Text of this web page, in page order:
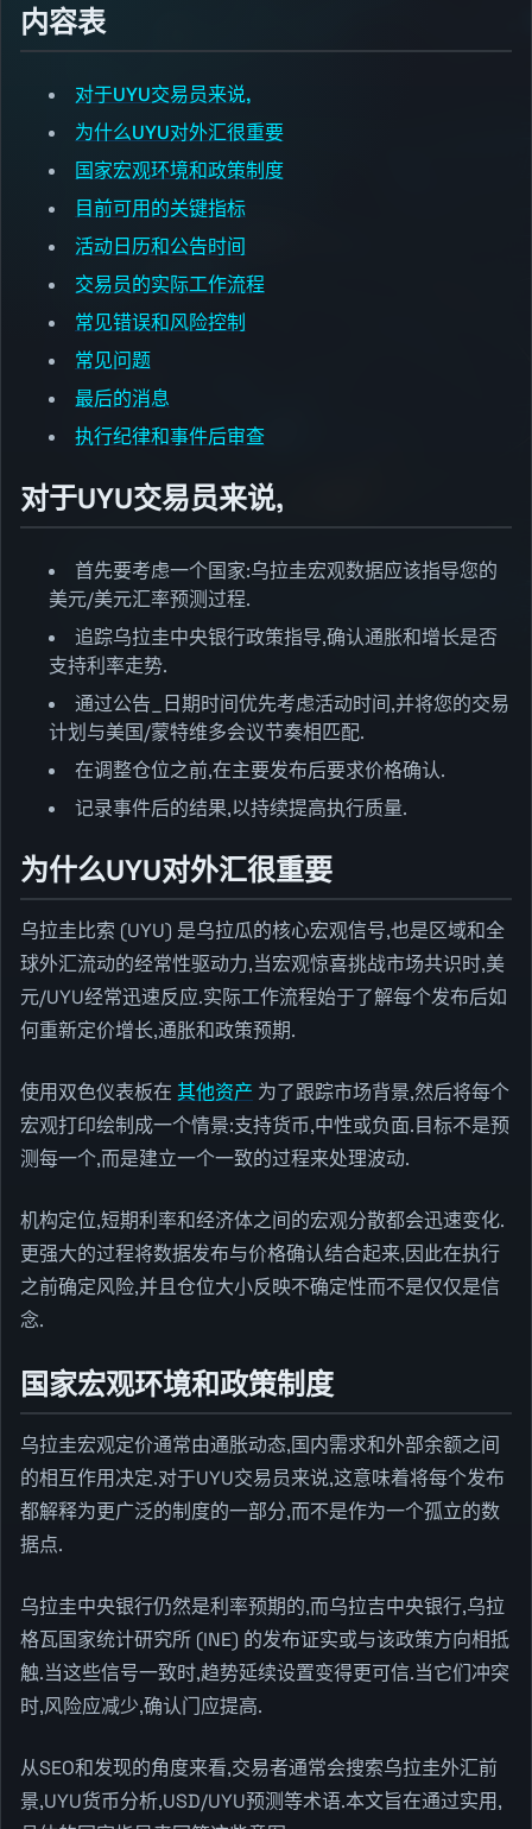
内容表
对于UYU交易员来说,
为什么UYU对外汇很重要
国家宏观环境和政策制度
目前可用的关键指标
活动日历和公告时间
交易员的实际工作流程
常见错误和风险控制
常见问题
最后的消息
执行纪律和事件后审查
对于UYU交易员来说,
首先要考虑一个国家:乌拉圭宏观数据应该指导您的
美元/美元汇率预测过程.
追踪乌拉圭中央银行政策指导,确认通胀和增长是否
支持利率走势.
通过公告_日期时间优先考虑活动时间,并将您的交易
计划与美国/蒙特维多会议节奏相匹配.
在调整仓位之前,在主要发布后要求价格确认.
记录事件后的结果,以持续提高执行质量.
为什么UYU对外汇很重要
乌拉圭比索 (UYU) 是乌拉瓜的核心宏观信号,也是区域和全
球外汇流动的经常性驱动力,当宏观惊喜挑战市场共识时,美
元/UYU经常迅速反应.实际工作流程始于了解每个发布后如
何重新定价增长,通胀和政策预期.
使用双色仪表板在 其他资产 为了跟踪市场背景,然后将每个
宏观打印绘制成一个情景:支持货币,中性或负面.目标不是预
测每一个,而是建立一个一致的过程来处理波动.
机构定位,短期利率和经济体之间的宏观分散都会迅速变化.
更强大的过程将数据发布与价格确认结合起来,因此在执行
之前确定风险,并且仓位大小反映不确定性而不是仅仅是信
念.
国家宏观环境和政策制度
乌拉圭宏观定价通常由通胀动态,国内需求和外部余额之间
的相互作用决定.对于UYU交易员来说,这意味着将每个发布
都解释为更广泛的制度的一部分,而不是作为一个孤立的数
据点.
乌拉圭中央银行仍然是利率预期的,而乌拉吉中央银行,乌拉
格瓦国家统计研究所 (INE) 的发布证实或与该政策方向相抵
触.当这些信号一致时,趋势延续设置变得更可信.当它们冲突
时,风险应减少,确认门应提高.
从SEO和发现的角度来看,交易者通常会搜索乌拉圭外汇前
景,UYU货币分析,USD/UYU预测等术语.本文旨在通过实用,